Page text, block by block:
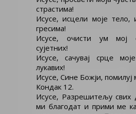
страстима!
Исусе, исцели моје тело,
гресима!
Исусе, очисти ум мој
сујетних!
Исусе, сачувај срце
лукавих!
Исусе, Сине Божји, помилуј
Кондак 12.
Исусе, Разрешитељу свих
ми благодат и прими ме